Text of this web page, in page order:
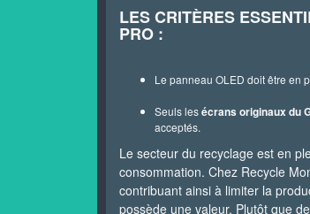
LES CRITÈRES
PRO :
Le panneau OLED doit être en
Seuls lesécrans originaux du
acceptés.
Le secteur du recyclage est en
consommation. Chez Recycle
contribuant ainsi à limiter la
possède une valeur. Plutôt que